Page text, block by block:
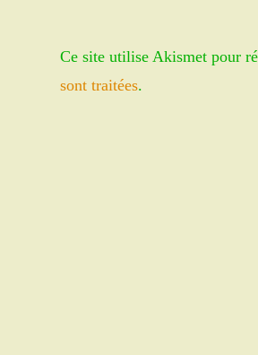
to
Ce site utilise Akismet pour
sont traitées.